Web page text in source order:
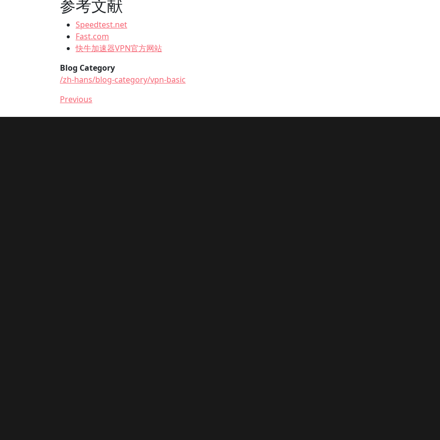
参考文献
Speedtest.net
Fast.com
快牛加速器VPN官方网站
Blog Category
/zh-hans/blog-category/vpn-basic
Previous